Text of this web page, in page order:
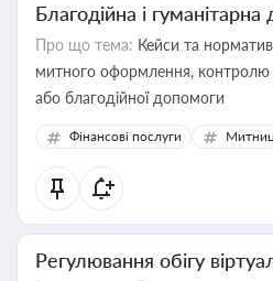
Благодійна і
Про що тема: Кейси та
митного оформлення, контролю
або благодійної допомоги
Фінансові послуги
Регулювання обігу